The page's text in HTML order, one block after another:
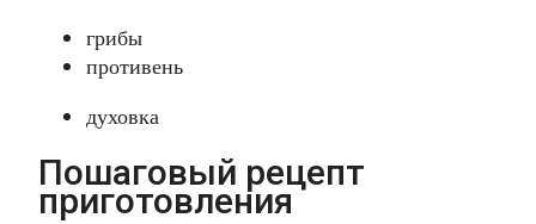
грибы
противень
духовка
Пошаговый рецепт
приготовления